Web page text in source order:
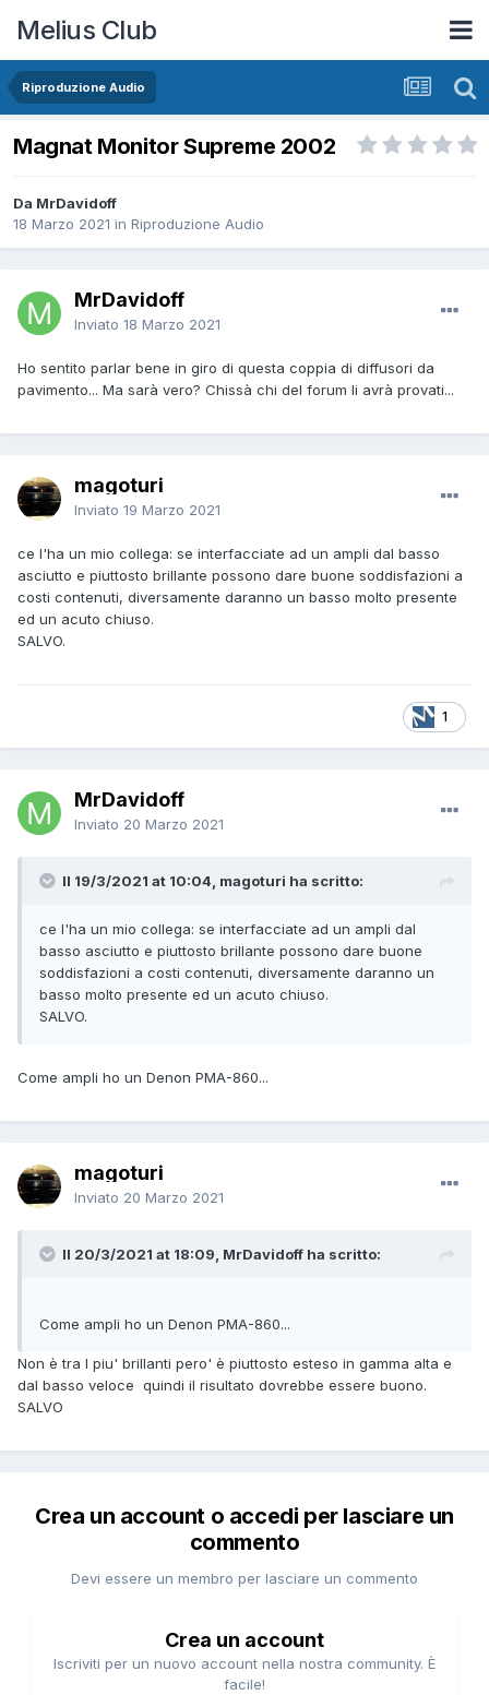
Melius Club
Riproduzione Audio
Magnat Monitor Supreme 2002
Da MrDavidoff
18 Marzo 2021 in Riproduzione Audio
MrDavidoff
Inviato 18 Marzo 2021
Ho sentito parlar bene in giro di questa coppia di diffusori da
pavimento... Ma sarà vero? Chissà chi del forum li avrà provati...
magoturi
Inviato 19 Marzo 2021
ce l'ha un mio collega: se interfacciate ad un ampli dal basso
asciutto e piuttosto brillante possono dare buone soddisfazioni a
costi contenuti, diversamente daranno un basso molto presente
ed un acuto chiuso.
SALVO.
1
MrDavidoff
Inviato 20 Marzo 2021
Il 19/3/2021 at 10:04, magoturi ha scritto:
ce l'ha un mio collega: se interfacciate ad un ampli dal
basso asciutto e piuttosto brillante possono dare buone
soddisfazioni a costi contenuti, diversamente daranno un
basso molto presente ed un acuto chiuso.
SALVO.
Come ampli ho un Denon PMA-860...
magoturi
Inviato 20 Marzo 2021
Il 20/3/2021 at 18:09, MrDavidoff ha scritto:
Come ampli ho un Denon PMA-860...
Non è tra I piu' brillanti pero' è piuttosto esteso in gamma alta e
dal basso veloce quindi il risultato dovrebbe essere buono.
SALVO
Crea un account o accedi per lasciare un
commento
Devi essere un membro per lasciare un commento
Crea un account
Iscriviti per un nuovo account nella nostra community. È
facile!